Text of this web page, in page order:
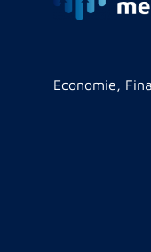
Economie,